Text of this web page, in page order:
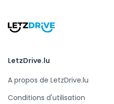
LetzDrive.lu
A propos de LetzDrive.lu
Conditions d'utilisation